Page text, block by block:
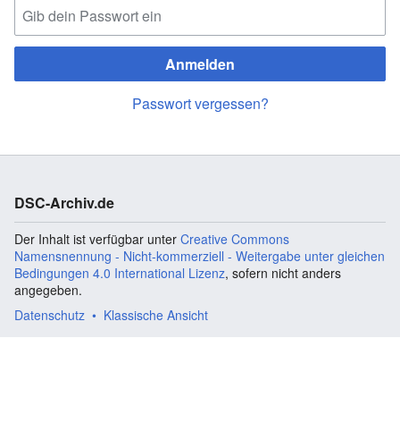
Anmelden
Passwort vergessen?
DSC-Archiv.de
Der Inhalt ist verfügbar unter Creative Commons
Namensnennung - Nicht-kommerziell - Weitergabe unter gleichen
Bedingungen 4.0 International Lizenz, sofern nicht anders
angegeben.
Datenschutz
Klassische Ansicht